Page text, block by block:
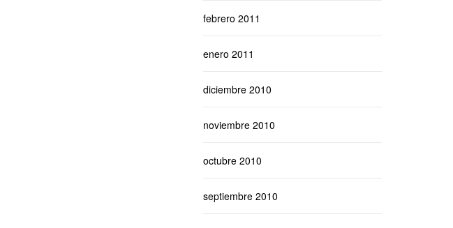
febrero 2011
enero 2011
diciembre 2010
noviembre 2010
octubre 2010
septiembre 2010